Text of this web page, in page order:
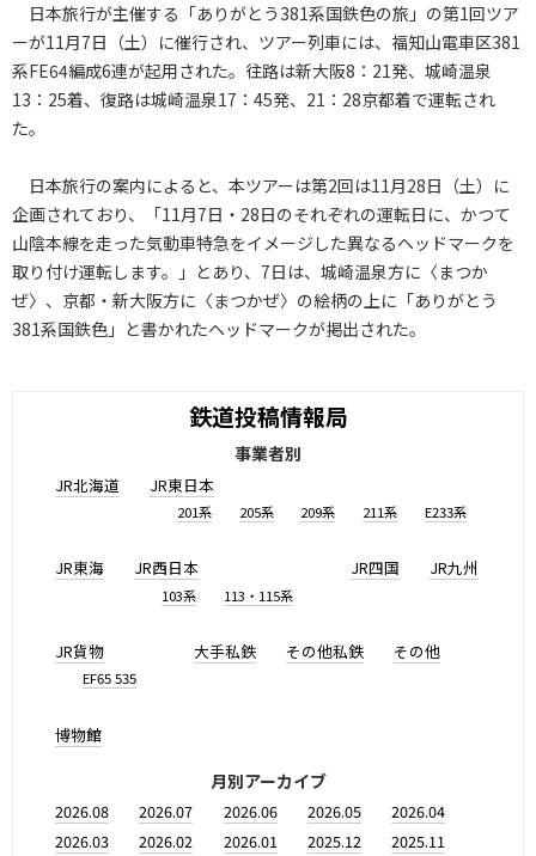
日本旅行が主催する「ありがとう381系国鉄色の旅」の第1回ツア
ーが11月7日（土）に催行され、ツアー列車には、福知山電車区381
系FE64編成6連が起用された。往路は新大阪8：21発、城崎温泉
13：25着、復路は城崎温泉17：45発、21：28京都着で運転され
た。
日本旅行の案内によると、本ツアーは第2回は11月28日（土）に
企画されており、「11月7日・28日のそれぞれの運転日に、かつて
山陰本線を走った気動車特急をイメージした異なるヘッドマークを
取り付け運転します。」とあり、7日は、城崎温泉方に〈まつか
ぜ〉、京都・新大阪方に〈まつかぜ〉の絵柄の上に「ありがとう
381系国鉄色」と書かれたヘッドマークが掲出された。
鉄道投稿情報局
事業者別
JR北海道 JR東日本
201系 205系 209系 211系 E233系
JR東海 JR西日本
103系 113・115系
JR四国 JR九州
JR貨物
EF65 535
大手私鉄 その他私鉄 その他
博物館
月別アーカイブ
2026.08 2026.07 2026.06 2026.05
2026.04
2026.03
2026.02 2026.01 2025.12
2025.11